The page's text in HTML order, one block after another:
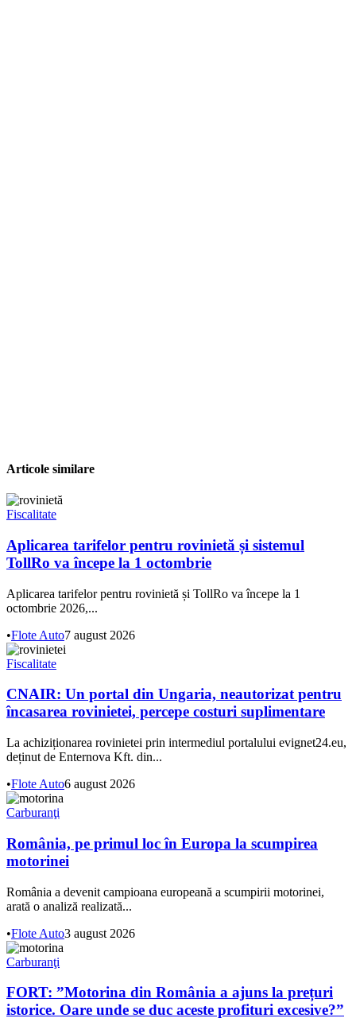
Articole similare
Fiscalitate
Aplicarea tarifelor pentru rovinietă și sistemul
TollRo va începe la 1 octombrie
Aplicarea tarifelor pentru rovinietă și TollRo va începe la 1
octombrie 2026,...
•Flote Auto7 august 2026
Fiscalitate
CNAIR: Un portal din Ungaria, neautorizat pentru
încasarea rovinietei, percepe costuri suplimentare
La achiziționarea rovinietei prin intermediul portalului evignet24.eu,
deținut de Enternova Kft. din...
•Flote Auto6 august 2026
Carburanţi
România, pe primul loc în Europa la scumpirea
motorinei
România a devenit campioana europeană a scumpirii motorinei,
arată o analiză realizată...
•Flote Auto3 august 2026
Carburanţi
FORT: ”Motorina din România a ajuns la prețuri
istorice. Oare unde se duc aceste profituri excesive?”